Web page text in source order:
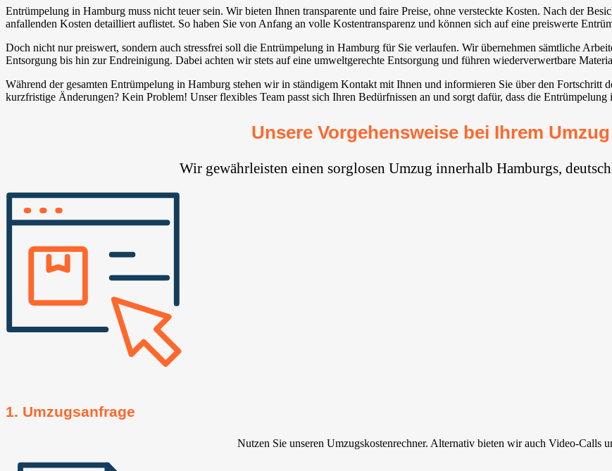
Entrümpelung in Hamburg muss nicht teuer sein. Wir bieten Ihnen transparente und faire Preise, ohne versteckte Kosten. Nach der
anfallenden Kosten detailliert auflistet. So haben Sie von Anfang an volle Kostentransparenz und können sich auf eine preiswerte
Doch nicht nur preiswert, sondern auch stressfrei soll die Entrümpelung in Hamburg für Sie verlaufen. Wir übernehmen sämtliche
Entsorgung bis hin zur Endreinigung. Dabei achten wir stets auf eine umweltgerechte Entsorgung und führen wiederverwertbare
Während der gesamten Entrümpelung in Hamburg stehen wir in ständigem Kontakt mit Ihnen und informieren Sie über den Fortschritt
kurzfristige Änderungen? Kein Problem! Unser flexibles Team passt sich Ihren Bedürfnissen an und sorgt dafür, dass die
Unsere Vorgehensweise bei Ihrem
Wir gewährleisten einen sorglosen Umzug innerhalb Hamburgs,
1. Umzugsanfrage
Nutzen Sie unseren Umzugskostenrechner. Alternativ bieten wir auch Video-Calls